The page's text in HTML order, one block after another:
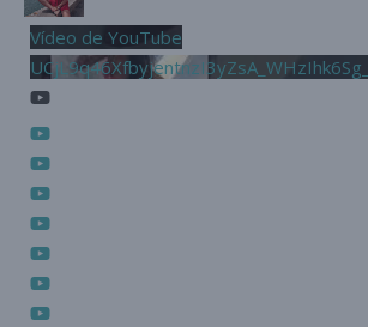
Vídeo de YouTube